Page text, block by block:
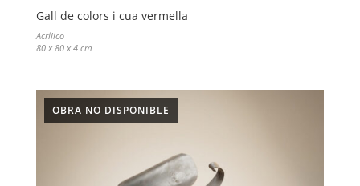
Gall de colors i cua vermella
Acrílico
80 x 80 x 4 cm